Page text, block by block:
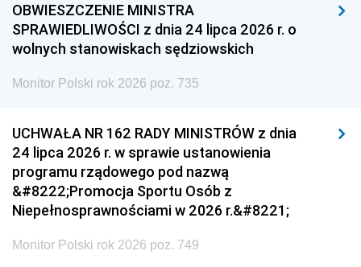
OBWIESZCZENIE MINISTRA
SPRAWIEDLIWOŚCI z dnia 24 lipca 2026 r. o
wolnych stanowiskach sędziowskich
Monitor Polski rok 2026 poz. 735
UCHWAŁA NR 162 RADY MINISTRÓW z dnia
24 lipca 2026 r. w sprawie ustanowienia
programu rządowego pod nazwą
&#8222;Promocja Sportu Osób z
Niepełnosprawnościami w 2026 r.&#8221;
Monitor Polski rok 2026 poz. 749